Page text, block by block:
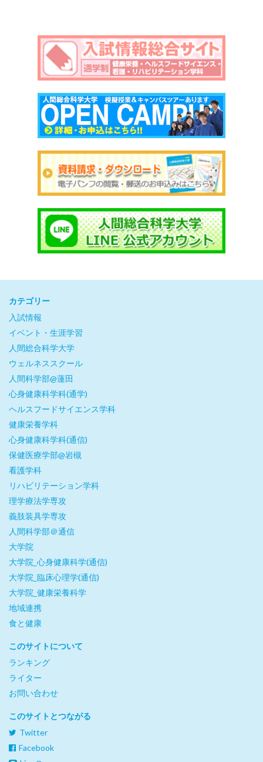
カテゴリー
入試情報
イベント・生涯学習
人間総合科学大学
ウェルネススクール
人間科学部@蓮田
心身健康科学科(通学)
ヘルスフードサイエンス学科
健康栄養学科
心身健康科学科(通信)
保健医療学部@岩槻
看護学科
リハビリテーション学科
理学療法学専攻
義肢装具学専攻
人間科学部＠通信
大学院
大学院_心身健康科学(通信)
大学院_臨床心理学(通信)
大学院_健康栄養科学
地域連携
食と健康
このサイトについて
ランキング
ライター
お問い合わせ
このサイトとつながる
Twitter
Facebook